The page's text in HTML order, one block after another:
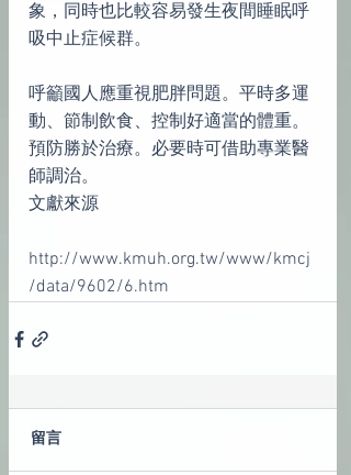
象，同時也比較容易發生夜間睡眠呼
吸中止症候群。
呼籲國人應重視肥胖問題。平時多運
動、節制飲食、控制好適當的體重。
預防勝於治療。必要時可借助專業醫
師調治。
文獻來源
http://www.kmuh.org.tw/www/kmcj
/data/9602/6.htm
留言